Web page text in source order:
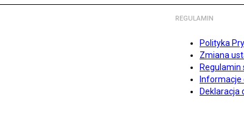
REGULAMIN
Polityka
Zmiana
Regulamin
Informacje
Deklaracja